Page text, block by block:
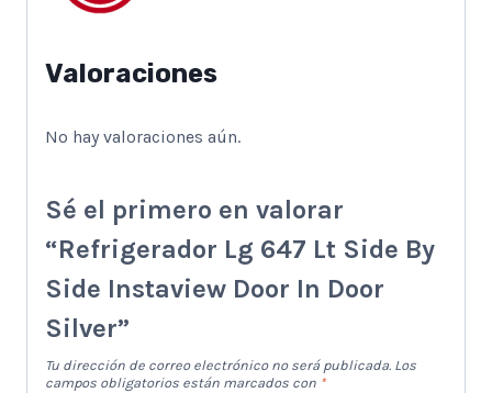
Valoraciones
No hay valoraciones aún.
Sé el primero en valorar
“Refrigerador Lg 647 Lt Side By
Side Instaview Door In Door
Silver”
Tu dirección de correo electrónico no será publicada. Los
campos obligatorios están marcados con *